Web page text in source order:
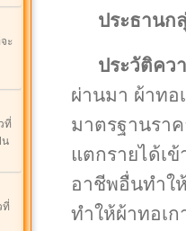
ะ
ที่
น
ที่
ประธานก
ประวัติคว
ผ่านมา ผ้าทอ
มาตรฐานรา
แตกรายได้เ
อาชีพอื่นทำใ
ทำให้ผ้าทอเ